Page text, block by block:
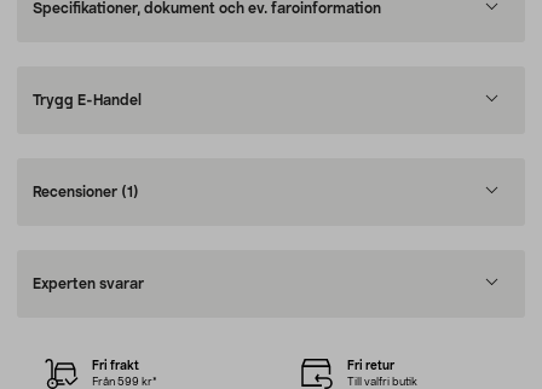
Specifikationer, dokument och ev. faroinformation
Trygg E-Handel
Recensioner (1)
Experten svarar
Fri frakt
Från 599 kr*
Fri retur
Till valfri butik